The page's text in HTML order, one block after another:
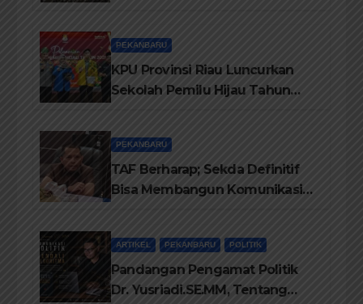
PEKANBARU
KPU Provinsi Riau Luncurkan
Sekolah Pemilu Hijau Tahun
Lingkungan
PEKANBARU
TAF Berharap; Sekda Definitif
Bisa Membangun Komunikasi
ARTIKEL PEKANBARU POLITIK
Pandangan Pengamat Politik
Dr. Yusriadi.SE.MM, Tentang